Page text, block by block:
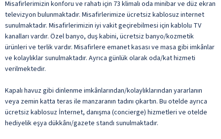
Misafirlerimizin konforu ve rahatı için 73 klimalı oda minibar ve düz ekran
televizyon bulunmaktadır. Misafirlerimize ücretsiz kablosuz internet
sunulmaktadır. Misafirlerimizin iyi vakit geçirebilmesi için kablolu TV
kanalları vardır. Özel banyo, duş kabini, ücretsiz banyo/kozmetik
ürünleri ve terlik vardır. Misafirlere emanet kasası ve masa gibi imkânlar
ve kolaylıklar sunulmaktadır. Ayrıca günlük olarak oda/kat hizmeti
verilmektedir.
Kapalı havuz gibi dinlenme imkânlarından/kolaylıklarından yararlanın
veya zemin katta teras ile manzaranın tadını çıkartın. Bu otelde ayrıca
ücretsiz kablosuz İnternet, danışma (concierge) hizmetleri ve otelde
hediyelik eşya dükkânı/gazete standı sunulmaktadır.